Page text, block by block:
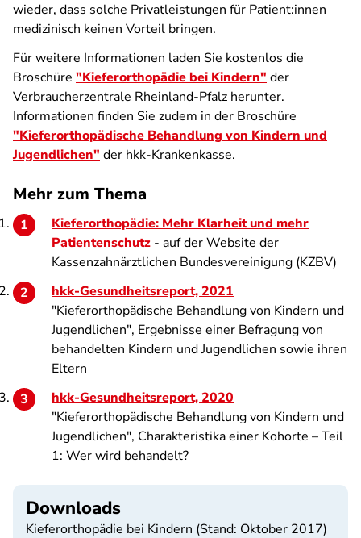
wieder, dass solche Privatleistungen für Patient:innen
medizinisch keinen Vorteil bringen.
Für weitere Informationen laden Sie kostenlos die
Broschüre "Kieferorthopädie bei Kindern" der
Verbraucherzentrale Rheinland-Pfalz herunter.
Informationen finden Sie zudem in der Broschüre
"Kieferorthopädische Behandlung von Kindern und
Jugendlichen" der hkk-Krankenkasse.
Mehr zum Thema
Kieferorthopädie: Mehr Klarheit und mehr
Patientenschutz - auf der Website der
Kassenzahnärztlichen Bundesvereinigung (KZBV)
hkk-Gesundheitsreport, 2021
"Kieferorthopädische Behandlung von Kindern und
Jugendlichen", Ergebnisse einer Befragung von
behandelten Kindern und Jugendlichen sowie ihren
Eltern
hkk-Gesundheitsreport, 2020
"Kieferorthopädische Behandlung von Kindern und
Jugendlichen", Charakteristika einer Kohorte – Teil
1: Wer wird behandelt?
Downloads
Kieferorthopädie bei Kindern (Stand: Oktober 2017)